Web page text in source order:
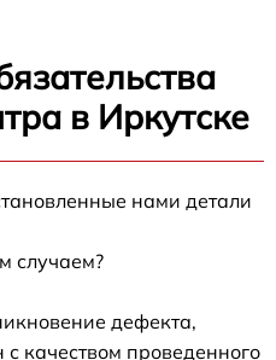
в Иркутске
нами детали
случаем?
дефекта,
качеством проведенного